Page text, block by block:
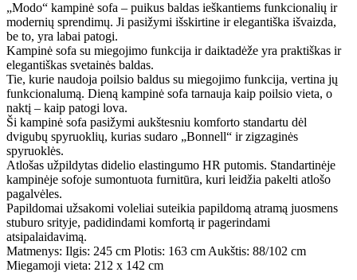
„Modo“ kampinė sofa – puikus baldas ieškantiems funkcionalių ir
modernių sprendimų. Ji pasižymi išskirtine ir elegantiška išvaizda,
be to, yra labai patogi.
Kampinė sofa su miegojimo funkcija ir daiktadėže yra praktiškas ir
elegantiškas svetainės baldas.
Tie, kurie naudoja poilsio baldus su miegojimo funkcija, vertina jų
funkcionalumą. Dieną kampinė sofa tarnauja kaip poilsio vieta, o
naktį – kaip patogi lova.
Ši kampinė sofa pasižymi aukštesniu komforto standartu dėl
dvigubų spyruoklių, kurias sudaro „Bonnell“ ir zigzaginės
spyruoklės.
Atlošas užpildytas didelio elastingumo HR putomis. Standartinėje
kampinėje sofoje sumontuota furnitūra, kuri leidžia pakelti atlošo
pagalvėles.
Papildomai užsakomi voleliai suteikia papildomą atramą juosmens
stuburo srityje, padidindami komfortą ir pagerindami
atsipalaidavimą.
Matmenys: Ilgis: 245 cm Plotis: 163 cm Aukštis: 88/102 cm
Miegamoji vieta: 212 x 142 cm